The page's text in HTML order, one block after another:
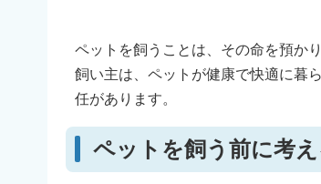
ペットを飼うことは、その命を預か
飼い主は、ペットが健康で快適に暮
任があります。
ペットを飼う前に考